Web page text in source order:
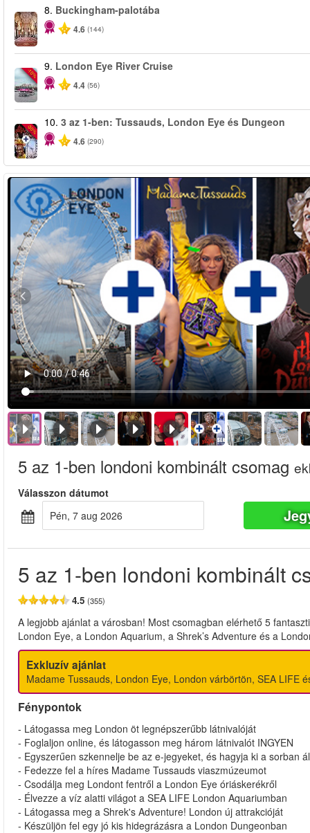
8. Buckingham-palotába
4.6 (144)
-10%
9. London Eye River Cruise
4.4 (56)
-30%
10. 3 az 1-ben: Tussauds, London Eye és Dungeon
4.6 (290)
5 az 1-ben londoni kombinált csomag
Válasszon dátumot
pén, 7 aug 2026
5 az 1-ben londoni kombinált
4.5 (355)
A legjobb ajánlat a városban! Most csomagban elérhető 5
London Eye, a London Aquarium, a Shrek’s Adventure és a
Exkluzív ajánlat
Madame Tussauds, London Eye, London várbörtön, SEA LIFE
Fénypontok
- Látogassa meg London öt legnépszerűbb látnivalóját
- Foglaljon online, és látogasson meg három látnivalót INGYEN
- Egyszerűen szkennelje be az e-jegyeket, és hagyja ki a sorban
- Fedezze fel a híres Madame Tussauds viaszmúzeumot
- Csodálja meg Londont fentről a London Eye óriáskerékről
- Élvezze a víz alatti világot a SEA LIFE London Aquariumban
- Látogassa meg a Shrek's Adventure! London új attrakcióját
- Készüljön fel egy jó kis hidegrázásra a London Dungeonban